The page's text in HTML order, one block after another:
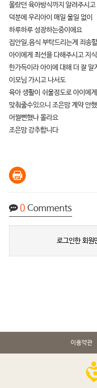
몰랐던 육아방식까지 알려주시고
덕분에 우리아이 매일 울일 없이
하루하루 성장하는중이에요
집안일,음식 부탁드리는게 죄송
아이에게 최선을 다해주시고 지
한가득이라 아이에 대해 더 잘 알
이모님 가시고 나서도
육아 생활이 쉬울정도로 아이에게
맞춰줄수있으니 조은맘 계약 안
어쩔뻔했나 몰라요
조은맘 강추합니다
0 Comments
로그인한 회원
이용약관